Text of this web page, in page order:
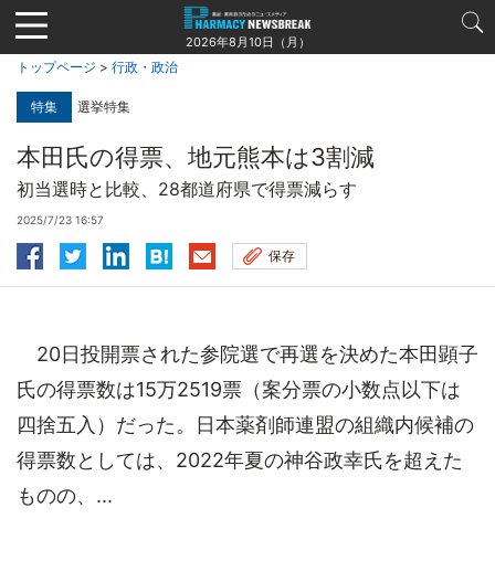
Jump
to
navigation
2026年8月10日（月）
トップページ > 行政・政治
特集 選挙特集
本田氏の得票、地元熊本は3割減
初当選時と比較、28都道府県で得票減らす
2025/7/23 16:57
保存
20日投開票された参院選で再選を決めた本田顕子
氏の得票数は15万2519票（案分票の小数点以下は
四捨五入）だった。日本薬剤師連盟の組織内候補の
得票数としては、2022年夏の神谷政幸氏を超えた
ものの、...